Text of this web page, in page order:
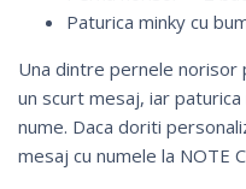
Paturica minky cu
Una dintre pernele norisor
un scurt mesaj, iar
nume. Daca doriti
mesaj cu numele la NOTE